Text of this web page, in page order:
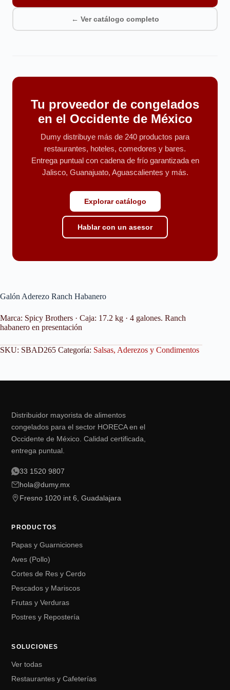
← Ver catálogo completo
Tu proveedor de congelados
en el Occidente de México
Dumy distribuye más de 240 productos para
restaurantes, hoteles, comedores y bares.
Entrega puntual con cadena de frío garantizada en
Jalisco, Guanajuato, Aguascalientes y más.
Explorar catálogo
Hablar con un asesor
Galón Aderezo Ranch Habanero
Marca: Spicy Brothers · Caja: 17.2 kg · 4 galones. Ranch
habanero en presentación
SKU: SBAD265 Categoría: Salsas, Aderezos y Condimentos
Distribuidor mayorista de alimentos
congelados para el sector HORECA en el
Occidente de México. Calidad certificada,
entrega puntual.
33 1520 9807
hola@dumy.mx
Fresno 1020 int 6, Guadalajara
PRODUCTOS
Papas y Guarniciones
Aves (Pollo)
Cortes de Res y Cerdo
Pescados y Mariscos
Frutas y Verduras
Postres y Repostería
SOLUCIONES
Ver todas
Restaurantes y Cafeterías